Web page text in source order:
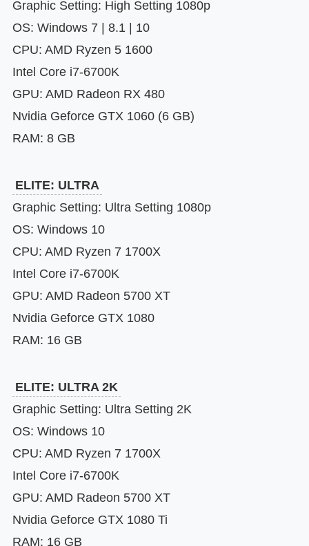
Graphic Setting: High Setting 1080p
OS: Windows 7 | 8.1 | 10
CPU: AMD Ryzen 5 1600
Intel Core i7-6700K
GPU: AMD Radeon RX 480
Nvidia Geforce GTX 1060 (6 GB)
RAM: 8 GB
ELITE: ULTRA
Graphic Setting: Ultra Setting 1080p
OS: Windows 10
CPU: AMD Ryzen 7 1700X
Intel Core i7-6700K
GPU: AMD Radeon 5700 XT
Nvidia Geforce GTX 1080
RAM: 16 GB
ELITE: ULTRA 2K
Graphic Setting: Ultra Setting 2K
OS: Windows 10
CPU: AMD Ryzen 7 1700X
Intel Core i7-6700K
GPU: AMD Radeon 5700 XT
Nvidia Geforce GTX 1080 Ti
RAM: 16 GB